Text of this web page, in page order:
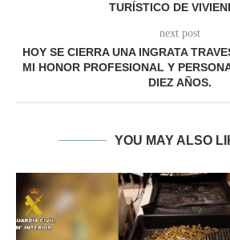
TURÍSTICO DE
next post
HOY SE CIERRA UNA INGRATA
MI HONOR PROFESIONAL Y
DIEZ AÑOS.
YOU MAY ALSO